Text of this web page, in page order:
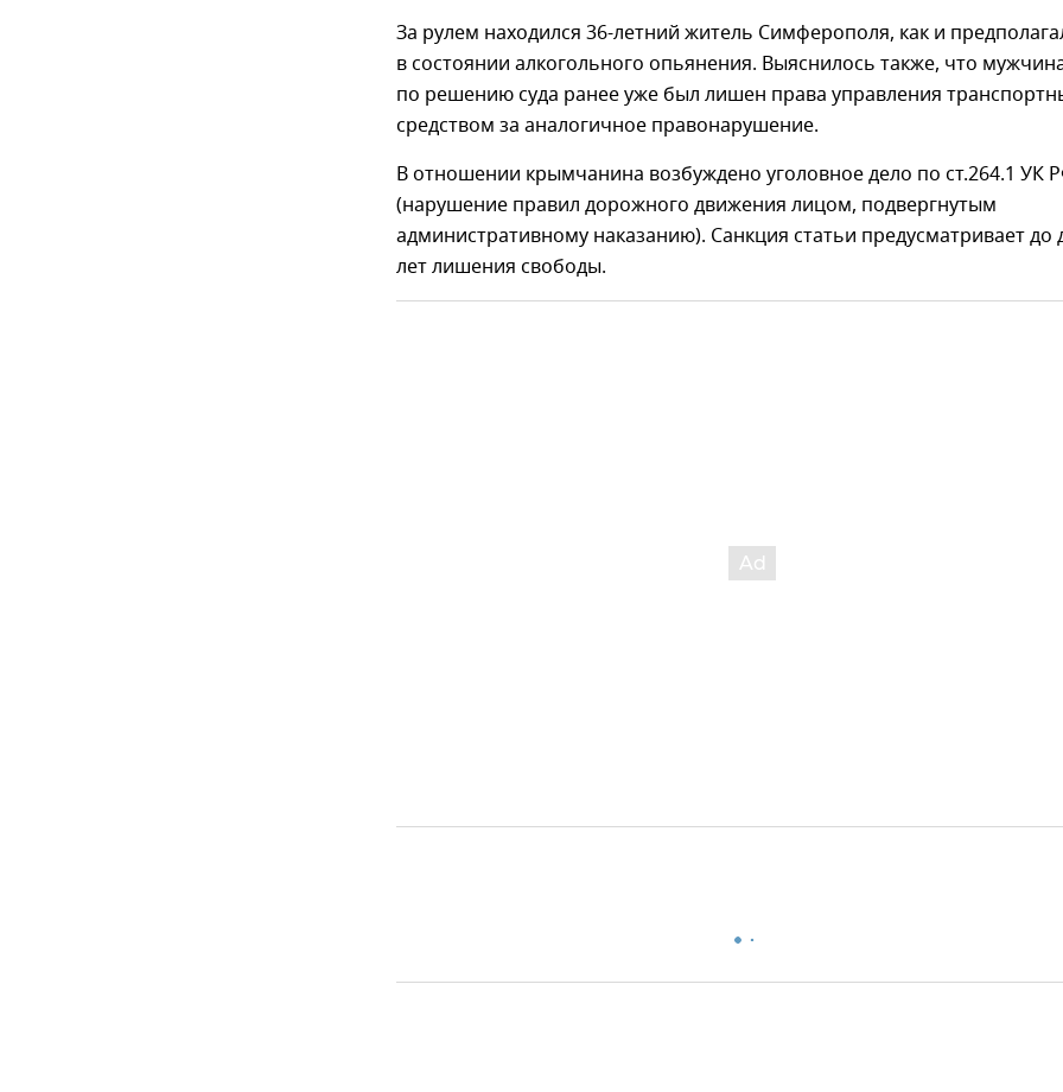
За рулем находился 36-летний житель Симферополя, как и
в состоянии алкогольного опьянения. Выяснилось также, что
по решению суда ранее уже был лишен права управления
средством за аналогичное правонарушение.
В отношении крымчанина возбуждено уголовное дело по ст.264.1 УК
(нарушение правил дорожного движения лицом, подвергнутым
административному наказанию). Санкция статьи предусматривает до
лет лишения свободы.